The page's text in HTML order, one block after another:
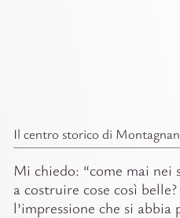
Il centro storico di
Mi chiedo: “come mai nei
a costruire cose così
l’impressione che si abbia